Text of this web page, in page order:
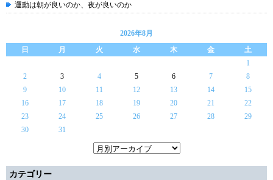
運動は朝が良いのか、夜が良いのか
2026年8月
日
月 火 水 木 金
土
1
2
3 4 5 6 7
8
9
10 11 12 13 14
15
16
17 18 19 20 21
22
23
24 25 26 27 28
29
30
31
カテゴリー